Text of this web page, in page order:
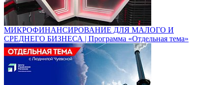
МИКРОФИНАНСИРОВАНИЕ ДЛЯ МАЛОГО И
СРЕДНЕГО БИЗНЕСА | Программа «Отдельная тема»